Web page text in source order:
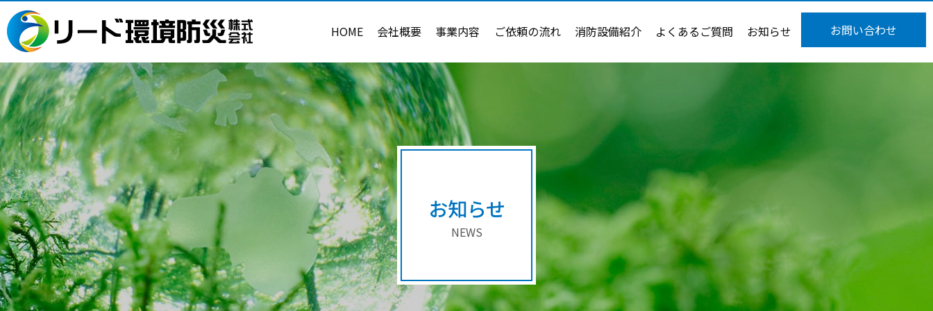
お問い合わせ
HOME 会社概要 事業内容 ご依頼の流れ 消防設備紹介 よくあるご質問 お知らせ
お知らせ
NEWS